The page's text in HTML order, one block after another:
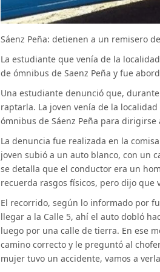
Sáenz Peña: detienen a un remisero
La estudiante que venía de la
de ómnibus de Saenz Peña y fue
Una estudiante denunció que,
raptarla. La joven venía de la
ómnibus de Sáenz Peña para dirigirse
La denuncia fue realizada en la
joven subió a un auto blanco, con un
se detalla que el conductor era un
recuerda rasgos físicos, pero dijo que
El recorrido, según lo informado por
llegar a la Calle 5, ahí el auto dobló
luego por una calle de tierra. En ese
camino correcto y le preguntó al
mujer tuvo un accidente, vamos a